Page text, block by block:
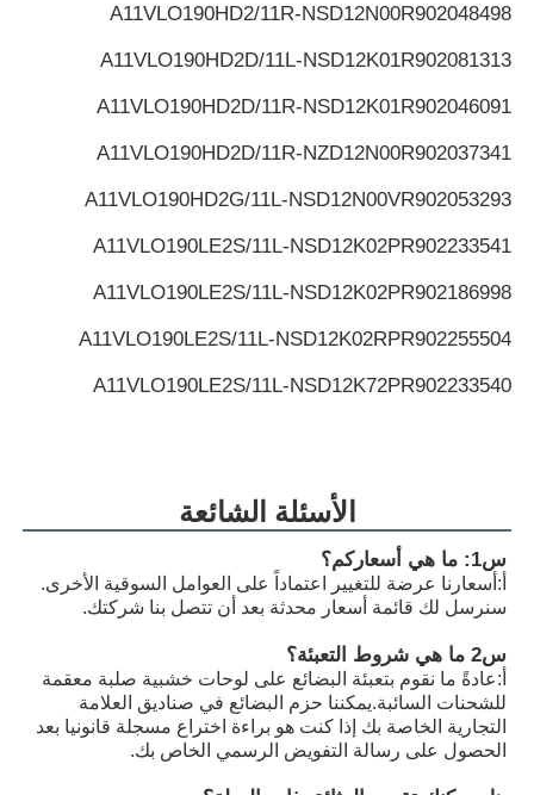
R902048498
A11VLO190HD2/11R-NSD12N00
R902081313
A11VLO190HD2D/11L-NSD12K01
R902046091
A11VLO190HD2D/11R-NSD12K01
R902037341
A11VLO190HD2D/11R-NZD12N00
R902053293
A11VLO190HD2G/11L-NSD12N00V
R902233541
A11VLO190LE2S/11L-NSD12K02P
R902186998
A11VLO190LE2S/11L-NSD12K02P
R902255504
A11VLO190LE2S/11L-NSD12K02RP
R902233540
A11VLO190LE2S/11L-NSD12K72P
R902154643
A11VLO190LE2S/11L-NTD12K02P
R902233884
A11VLO190LE2S/11L-NZD12K02H
R902106321
A11VLO190LE2S/11L-NZD12K02H
R902198594
A11VLO190LE2S/11L-NZD12K02H
R902220946
A11VLO190LE2S/11L-NZD12K02P
R902255713
A11VLO190LE2S/11L-NZD12K02P
الأسئلة الشائعة
س1: ما هي أسعاركم؟
أ: أسعارنا عرضة للتغيير اعتماداً على العوامل السوقية الأخرى.
سنرسل لك قائمة أسعار محدثة بعد أن تتصل بنا شركتك.
س2 ما هي شروط التعبئة؟
أ:عادةً ما نقوم بتعبئة البضائع على لوحات خشبية صلبة معقمة
للشحنات السائبة.يمكننا حزم البضائع في صناديق العلامة
التجارية الخاصة بك إذا كنت هو براءة اختراع مسجلة قانونيا بعد
الحصول على رسالة التفويض الرسمي الخاص بك.